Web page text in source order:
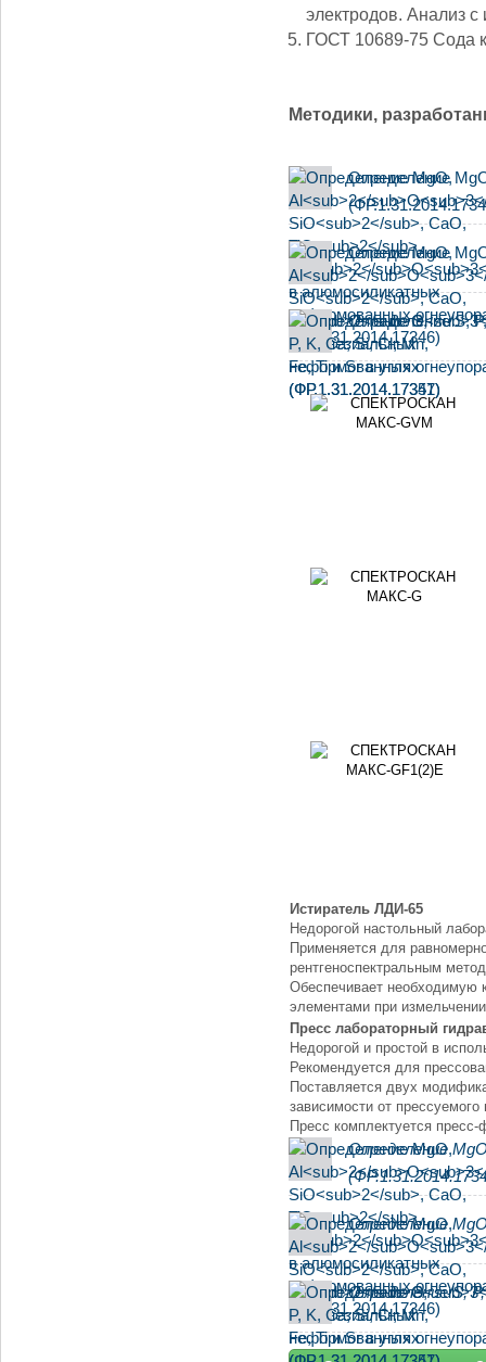
электродов. Анализ с
ГОСТ 10689-75 Сода
Методики,
Определение
Определение
Определение S,
Истиратель ЛДИ-65
Недорогой настольный
Применяется для
рентгеноспектральным
Обеспечивает необходимую
элементами при
Пресс лабораторный
Недорогой и простой в
Рекомендуется для
Поставляется двух
зависимости от
Пресс комплектуется
Определение
Определение
Определение S,